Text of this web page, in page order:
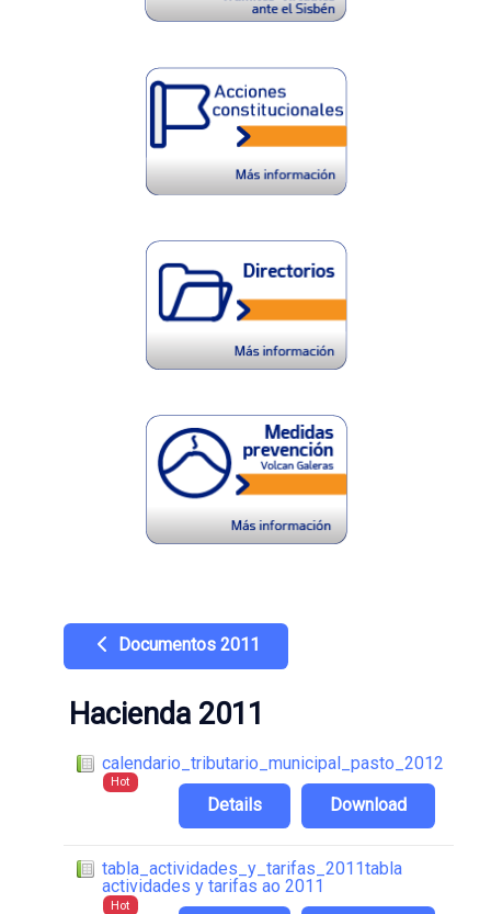
Documentos 2011
Hacienda 2011
calendario_tributario_municipal_pasto_2012
Hot
Download
Details
tabla_actividades_y_tarifas_2011tabla
actividades y tarifas ao 2011
Hot